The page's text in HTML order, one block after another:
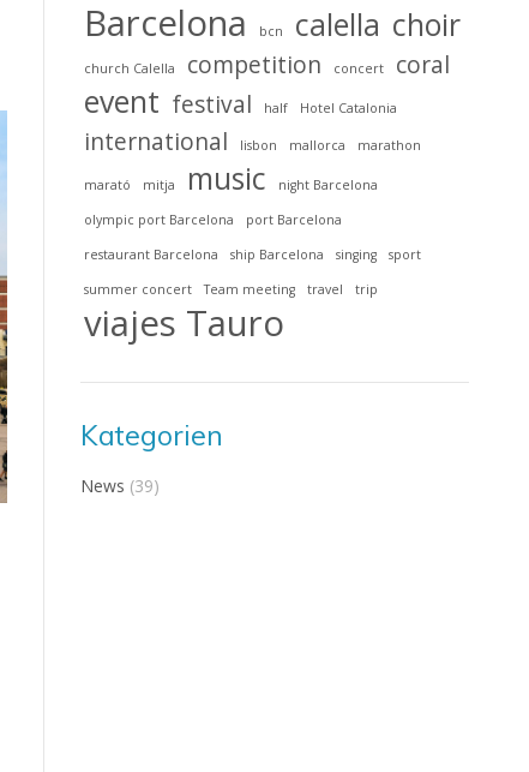
Barcelona bcn calella choir
church Calella competition concert coral
event festival half Hotel Catalonia
international lisbon mallorca marathon
marató mitja music night Barcelona
olympic port Barcelona port Barcelona
restaurant Barcelona ship Barcelona singing sport
summer concert Team meeting travel trip
viajes Tauro
Kategorien
News (39)